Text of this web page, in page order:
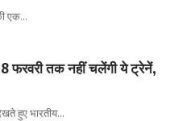
एक…
फरवरी तक नहीं चलेंगी ये ट्रेनें,
हुए भारतीय…